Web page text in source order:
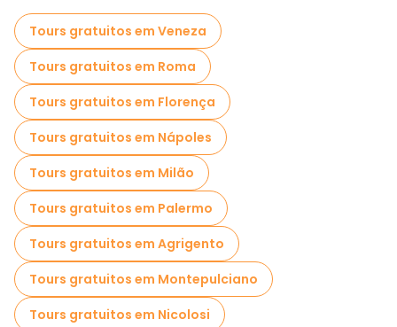
Tours gratuitos em Veneza
Tours gratuitos em Roma
Tours gratuitos em Florença
Tours gratuitos em Nápoles
Tours gratuitos em Milão
Tours gratuitos em Palermo
Tours gratuitos em Agrigento
Tours gratuitos em Montepulciano
Tours gratuitos em Nicolosi